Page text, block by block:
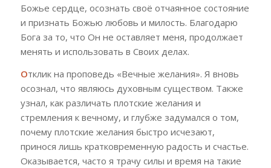
Божье сердце, осознать своё отчаянное состояние
и признать Божью любовь и милость. Благодарю
Бога за то, что Он не оставляет меня, продолжает
менять и использовать в Своих делах.
Отклик на проповедь «Вечные желания». Я вновь
осознал, что являюсь духовным существом. Также
узнал, как различать плотские желания и
стремления к вечному, и глубже задумался о том,
почему плотские желания быстро исчезают,
принося лишь кратковременную радость и счастье.
Оказывается, часто я трачу силы и время на такие